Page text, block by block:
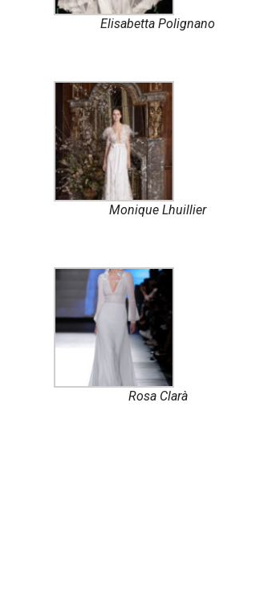
Elisabetta Polignano
Monique Lhuillier
Rosa Clarà